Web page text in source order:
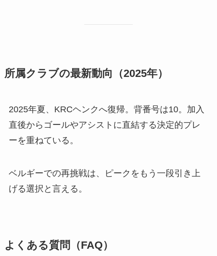
所属クラブの最新動向（2025年）
2025年夏、KRCヘンクへ復帰。背番号は10。加入
直後からゴールやアシストに直結する決定的プレ
ーを重ねている。
ベルギーでの再挑戦は、ピークをもう一段引き上
げる選択と言える。
よくある質問（FAQ）